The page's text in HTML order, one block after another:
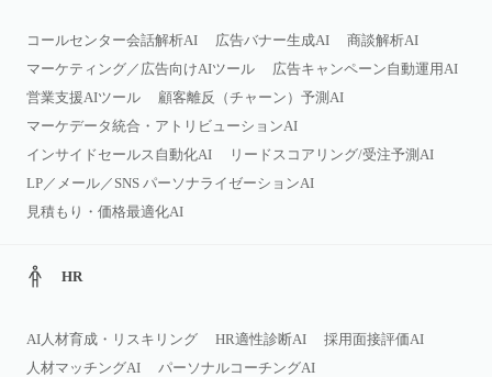
コールセンター会話解析AI 広告バナー生成AI
商談解析AI
マーケティング／広告向けAIツール
広告キャンペーン自動運用AI
営業支援AIツール
顧客離反（チャーン）予測AI
マーケデータ統合・アトリビューションAI
インサイドセールス自動化AI
リードスコアリング/受注予測AI
LP／メール／SNS パーソナライゼーションAI
見積もり・価格最適化AI
HR
AI人材育成・リスキリング HR適性診断AI
採用面接評価AI
人材マッチングAI
パーソナルコーチングAI